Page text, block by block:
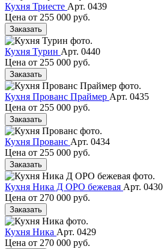
Кухня Триесте Арт. 0439
Цена от 255 000 руб.
Заказать
Кухня Турин Арт. 0440
Цена от 255 000 руб.
Заказать
Кухня Прованс Праймер Арт. 0435
Цена от 255 000 руб.
Заказать
Кухня Прованс Арт. 0434
Цена от 255 000 руб.
Заказать
Кухня Ника Д ОРО бежевая Арт. 0430
Цена от 270 000 руб.
Заказать
Кухня Ника Арт. 0429
Цена от 270 000 руб.